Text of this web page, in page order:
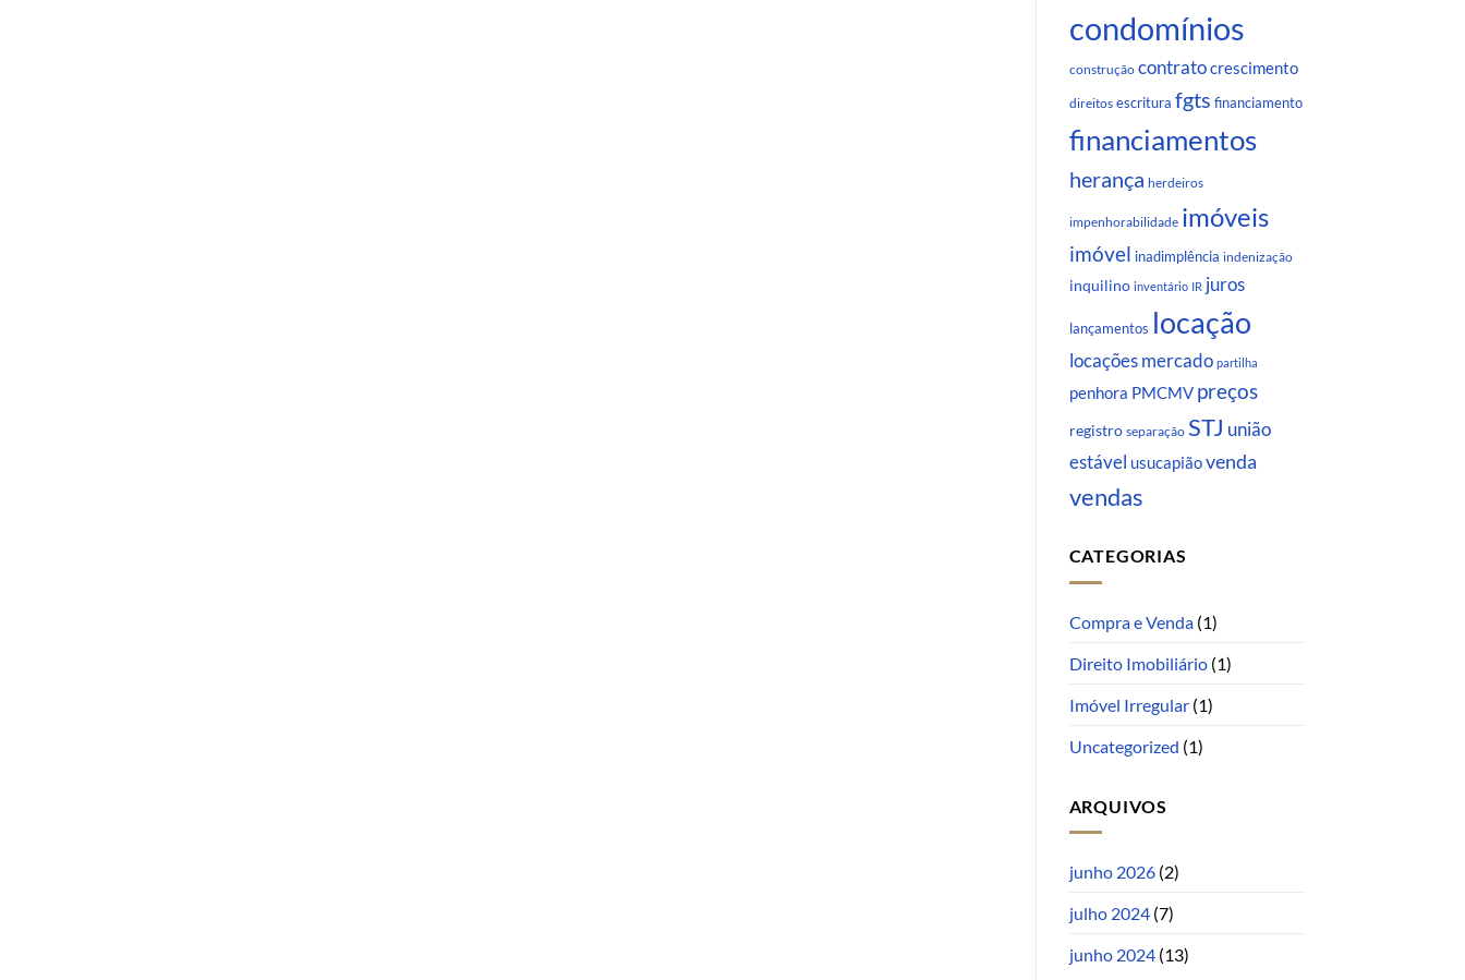
condomínios
construção contratocrescimento
direitos escritura fgts financiamento
financiamentos
herança herdeiros
impenhorabilidade imóveis
imóvel inadimplência indenização
inquilino inventário IR juros
lançamentos locação
locações mercado partilha
penhora PMCMV preços
registro separação STJ união
estável usucapiãovenda
vendas
CATEGORIAS
Compra e Venda(1)
Direito Imobiliário(1)
Imóvel Irregular(1)
Uncategorized (1)
ARQUIVOS
junho 2026(2)
julho 2024(7)
junho 2024(13)